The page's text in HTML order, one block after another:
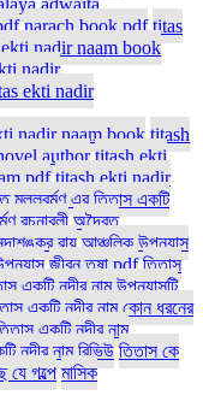
adwaita
narach book pdf titas
nadir naam book
nadir
ekti nadir
nadir naam book titash
author titash ekti
pdf titash ekti nadir
মল্লবর্মণ এর তিতাস একটি
রচনাবলী অদ্বৈত
রায় আঞ্চলিক উপন্যাস
জীবন তৃষা pdf তিতাস
একটি নদীর নাম উপন্যাসটি
একটি নদীর নাম কোন ধরনের
একটি নদীর নাম
নদীর নাম রিভিউ তিতাস কে
যে গল্পে মাসিক